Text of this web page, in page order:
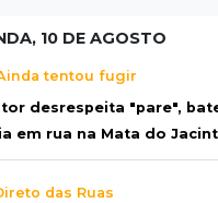
10 DE AGOSTO
tentou fugir
desrespeita "pare",
em rua na Mata do
das Ruas